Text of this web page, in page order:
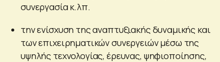
συνεργασία κ.λπ.
την ενίσχυση της αναπτυξιακής δυναμικής και
των επιχειρηματικών συνεργειών μέσω της
υψηλής τεχνολογίας, έρευνας, ψηφιοποίησης,